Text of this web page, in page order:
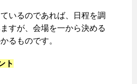
いるのであれば、日程を調
すが、会場を一から決める
るものです。
ト